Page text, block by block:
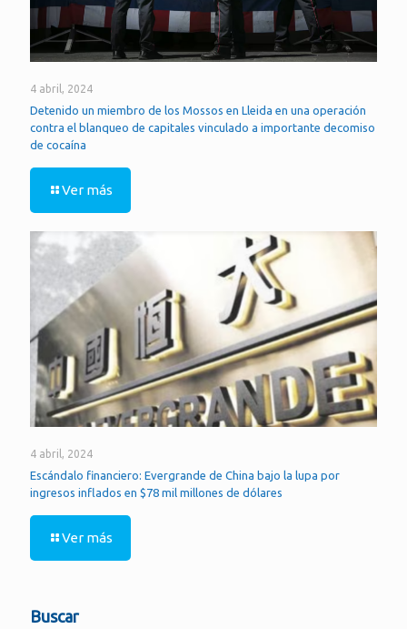
4 abril, 2024
Detenido un miembro de los Mossos en Lleida en una operación
contra el blanqueo de capitales vinculado a importante decomiso
de cocaína
Ver más
4 abril, 2024
Escándalo financiero: Evergrande de China bajo la lupa por
ingresos inflados en $78 mil millones de dólares
Ver más
Buscar